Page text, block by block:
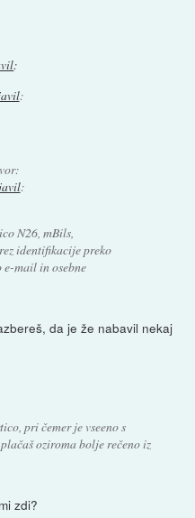
:
:
:
N26, mBils,
identifikacije preko
e-mail in osebne
da je že nabavil nekaj
pri čemer je vseeno s
oziroma bolje rečeno iz
zdi?